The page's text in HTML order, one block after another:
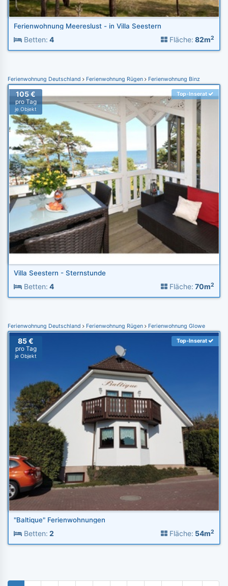
Ferienwohnung Meereslust - in Villa Seestern
Betten: 4 Fläche: 82m2
Ferienwohnung Deutschland Ferienwohnung Rügen Ferienwohnung Binz
105 €
pro Tag
je Objekt
Top-Inserat
Villa Seestern - Sternstunde
Betten: 4 Fläche: 70m2
Ferienwohnung Deutschland Ferienwohnung Rügen Ferienwohnung Glowe
85 €
pro Tag
je Objekt
Top-Inserat
"Baltique" Ferienwohnungen
Betten: 2 Fläche: 54m2